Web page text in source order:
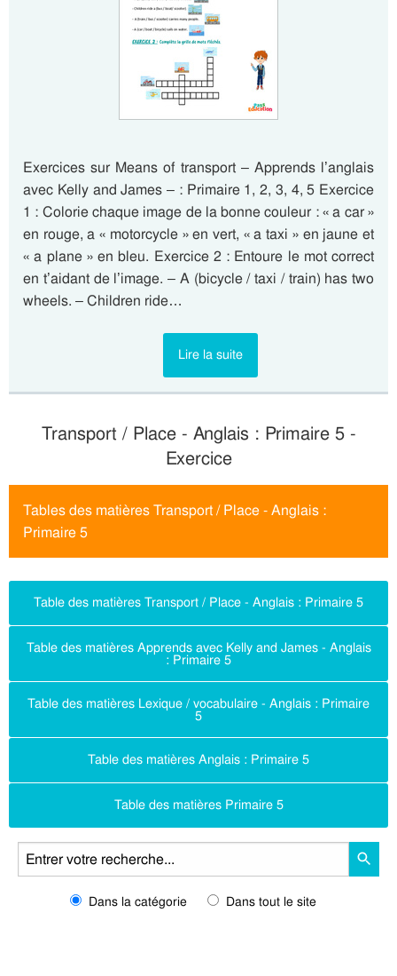
Exercices sur Means of transport – Apprends l’anglais
avec Kelly and James – : Primaire 1, 2, 3, 4, 5 Exercice
1 : Colorie chaque image de la bonne couleur : « a car »
en rouge, a « motorcycle » en vert, « a taxi » en jaune et
« a plane » en bleu. Exercice 2 : Entoure le mot correct
en t’aidant de l’image. – A (bicycle / taxi / train) has two
wheels. – Children ride…
Lire la suite
Transport / Place - Anglais : Primaire 5 -
Exercice
Tables des matières Transport / Place - Anglais :
Primaire 5
Table des matières Transport / Place - Anglais : Primaire 5
Table des matières Apprends avec Kelly and James - Anglais
: Primaire 5
Table des matières Lexique / vocabulaire - Anglais : Primaire
5
Table des matières Anglais : Primaire 5
Table des matières Primaire 5
Dans la catégorie Dans tout le site